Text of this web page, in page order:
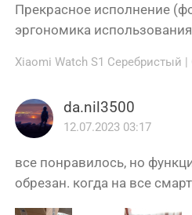
Прекрасное исполнение
эргономика
Xiaomi Watch S1 Серебристый |
da.nil3500
12.07.2023 03:17
все понравилось, но
обрезан. когда на все